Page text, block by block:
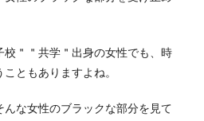
＂＂共学＂出身の女性でも、時
ともありますよね。
んな女性のブラックな部分を見て